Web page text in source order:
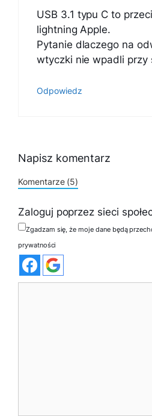
USB 3.1 typu C to
lightning Apple.
Pytanie dlaczego na
wtyczki nie wpadli przy
Odpowiedz
Napisz komentarz
Komentarze (5)
Zaloguj poprzez sieci
Zgadzam się, że moje dane będą
prywatności